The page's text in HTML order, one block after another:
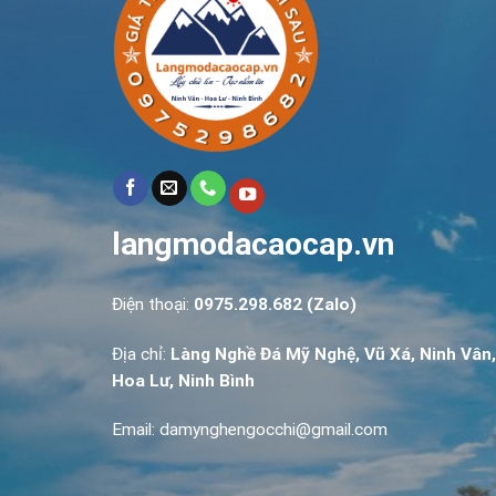
langmodacaocap.vn
Điện thoại: 0975.298.682 (Zalo)
Địa chỉ: Làng Nghề Đá Mỹ Nghệ, Vũ Xá, Ninh Vân,
Hoa Lư, Ninh Bình
Email: damynghengocchi@gmail.com